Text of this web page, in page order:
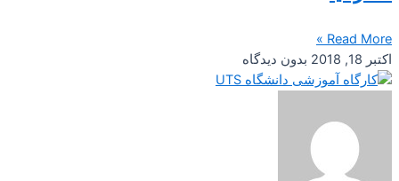
Read More »
اکتبر 18, 2018
بدون دیدگاه